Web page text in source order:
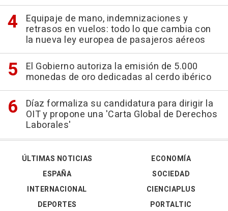
Equipaje de mano, indemnizaciones y
retrasos en vuelos: todo lo que cambia con
la nueva ley europea de pasajeros aéreos
El Gobierno autoriza la emisión de 5.000
monedas de oro dedicadas al cerdo ibérico
Díaz formaliza su candidatura para dirigir la
OIT y propone una 'Carta Global de Derechos
Laborales'
ÚLTIMAS NOTICIAS
ESPAÑA
INTERNACIONAL
DEPORTES
ECONOMÍA
SOCIEDAD
CIENCIAPLUS
PORTALTIC